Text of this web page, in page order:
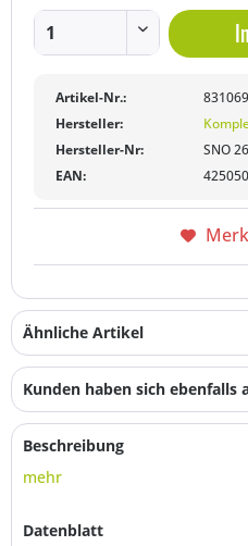
Artikel-Nr.:
Hersteller:
Hersteller-Nr:
SNO
EAN:
Ähnliche Artikel
Kunden haben sich ebenfalls
Beschreibung
mehr
Datenblatt